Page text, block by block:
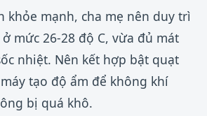
khỏe mạnh, cha mẹ nên duy trì
mức 26-28 độ C, vừa đủ mát
nhiệt. Nên kết hợp bật quạt
tạo độ ẩm để không khí
bị quá khô.